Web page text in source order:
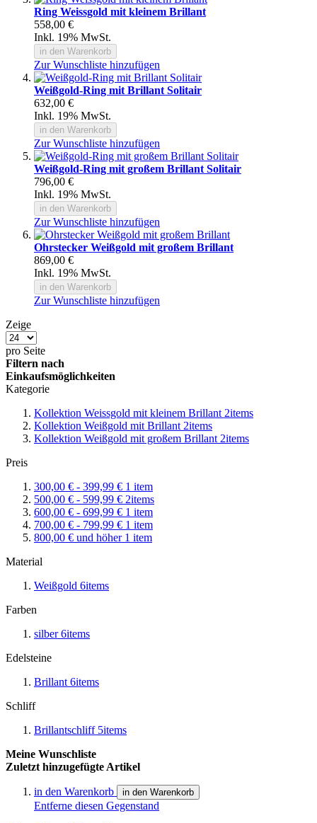
Ring Weissgold mit kleinem Brillant
558,00 €
Inkl. 19% MwSt.
in den Warenkorb
Zur Wunschliste hinzufügen
Weißgold-Ring mit Brillant Solitair
632,00 €
Inkl. 19% MwSt.
in den Warenkorb
Zur Wunschliste hinzufügen
Weißgold-Ring mit großem Brillant Solitair
796,00 €
Inkl. 19% MwSt.
in den Warenkorb
Zur Wunschliste hinzufügen
Ohrstecker Weißgold mit großem Brillant
869,00 €
Inkl. 19% MwSt.
in den Warenkorb
Zur Wunschliste hinzufügen
Zeige
pro Seite
Filtern nach
Einkaufsmöglichkeiten
Kategorie
Kollektion Weissgold mit kleinem Brillant2items
Kollektion Weißgold mit Brillant2items
Kollektion Weißgold mit großem Brillant2items
Preis
300,00 € - 399,99 € 1 item
500,00 € - 599,99 € 2items
600,00 € - 699,99 € 1 item
700,00 € - 799,99 € 1 item
800,00 € und höher1 item
Material
Weißgold 6items
Farben
silber6items
Edelsteine
Brillant6items
Schliff
Brillantschliff5items
Meine Wunschliste
Zuletzt hinzugefügte Artikel
in den Warenkorb in den Warenkorb
Entferne diesen Gegenstand